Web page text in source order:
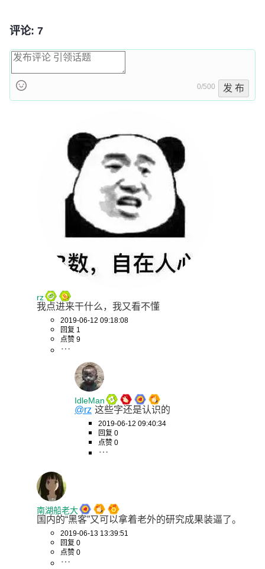
评论: 7
0/500 发 布
rz
我点进来干什么，我又看不懂
2019-06-12 09:18:08
回复 1
点赞 9
IdleMan
@rz 这些字还是认识的
2019-06-12 09:40:34
回复 0
点赞 0
南湖船老大
国内的“黑客”又可以拿着老外的研究成果装逼了。
2019-06-13 13:39:51
回复 0
点赞 0